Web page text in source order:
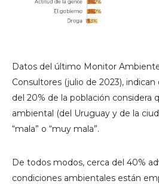
Datos del último Monitor
Consultores (julio de 2023),
del 20% de la población considera
ambiental (del Uruguay y de la
“mala” o “muy mala”.
De todos modos, cerca del 40%
condiciones ambientales están